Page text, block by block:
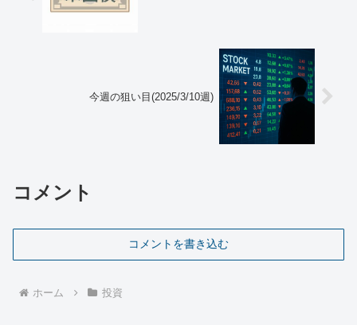
今週の狙い目(2025/3/10週)
コメント
コメントを書き込む
ホーム 投資